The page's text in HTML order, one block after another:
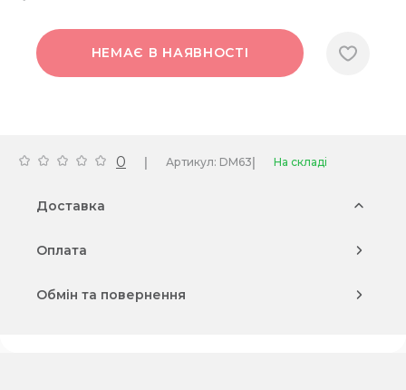
НЕМАЄ В НАЯВНОСТІ
0 | Артикул: DM63| На складі
Доставка
Оплата
Обмін та повернення